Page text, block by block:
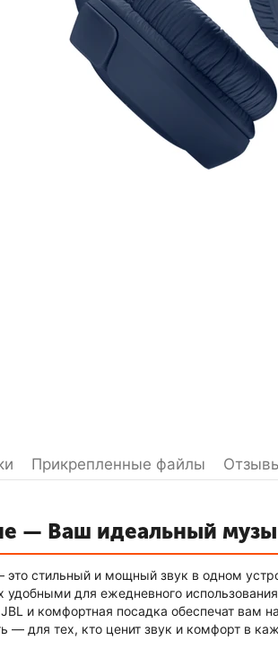
Прикрепленные файлы
— Ваш идеальный
стильный и мощный звук в одном
удобными для ежедневного
и комфортная посадка обеспечат вам
— для тех, кто ценит звук и комфорт в